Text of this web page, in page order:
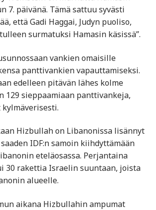
7. päivänä. Tämä sattuu syvästi
että Gadi Haggai, Judyn puoliso,
surmatuksi Hamasin käsissä”.
vankien omaisille
panttivankien vapauttamiseksi.
edelleen pitävän lähes kolme
129 sieppaamiaan panttivankeja,
Hizbullah on Libanonissa lisännyt
IDF:n samoin kiihdyttämään
eteläosassa. Perjantaina
30 rakettia Israelin suuntaan, joista
alueelle.
aikana Hizbullahin ampumat